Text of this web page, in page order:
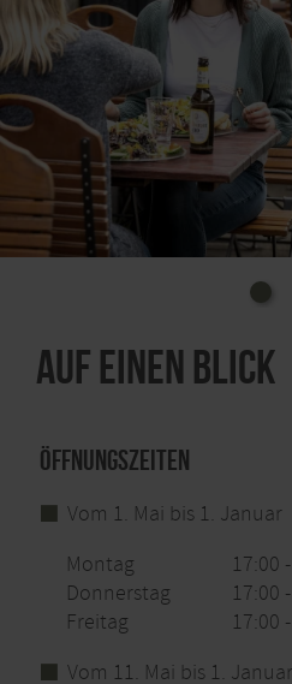
Auf einen Blick
Öffnungszeiten
Vom 1. Mai bis 1. Januar
Montag
17:00
Donnerstag
17:00
Freitag
17:00
Vom 11. Mai bis 1. Januar